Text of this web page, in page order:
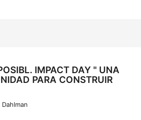
IMPACT DAY " UNA
PARA CONSTRUIR